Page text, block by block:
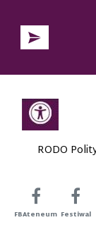
RODO
FBAteneum Festiwal